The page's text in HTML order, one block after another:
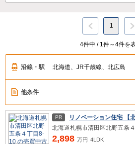
1
4件中 / 1件～4件を
沿線・駅 北海道、JR千歳線、北広島
他条件
PR
リノベーション住宅 【
北海道札幌市清田区北野五条
2,898 万円 4LDK